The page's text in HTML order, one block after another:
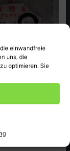
einwandfreie
uns, die
optimieren. Sie
Cap PX50A